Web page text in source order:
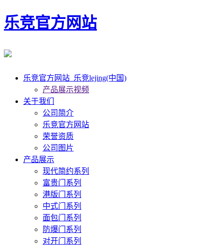
乐竞官方网站
乐竞官方网站_乐竞lejing(中国)
产品展示视频
关于我们
公司简介
乐竞官方网站
荣誉资质
公司图片
产品展示
现代简约系列
富贵门系列
港版门系列
中式门系列
面包门系列
防爆门系列
对开门系列